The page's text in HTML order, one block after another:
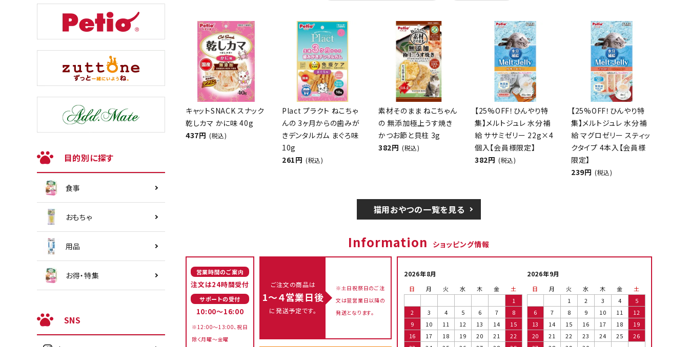
目的別に探す
食事
おもちゃ
用品
お得・特集
SNS
キャットSNACK スナック
乾しカマ かに味 40g
437円 (税込)
Plact プラクト ねこちゃ
んの 3ヶ月からの歯みが
きデンタルガム まぐろ味
10g
261円 (税込)
素材そのまま ねこちゃん
の 無添加極上うす焼き
かつお節と貝柱 3g
382円 (税込)
【25%OFF！ひんやり特
集】メルトジュレ 水分補
給 ササミゼリー 22g×4
個入【会員様限定】
382円 (税込)
【25%OFF！ひんやり特
集】メルトジュレ 水分補
給 マグロゼリー スティッ
クタイプ 4本入【会員様
限定】
239円 (税込)
猫用おやつの一覧を見る
Information ショッピング情報
営業時間のご案内
注文は24時間受付
サポートの受付
10:00～16:00
※12:00～13:00、祝日
除く月曜～金曜
ご注文の商品は
1～４営業日後
に発送予定です。
※土日祝祭日のご注
文は翌営業日以降の
発送となります。
2026年8月
日 月 火 水 木 金
土
1
2
3 4 5 6 7
8
9
10 11 12 13 14
15
16
17 18 19 20 21
22
2026年9月
日 月 火 水 木 金
土
1
2 3 4
5
6
7 8 9 10 11
12
13
14 15 16 17 18
19
20
21 22 23 24 25
26